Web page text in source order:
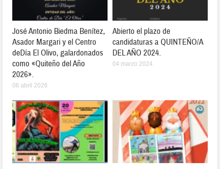
José Antonio Biedma Benítez,
Asador Margari y el Centro
deDía El Olivo, galardonados
como «Quiteño del Año
2026».
06 abril 2026
Abierto el plazo de
candidaturas a QUINTEÑO/A
DEL AÑO 2024.
04 marzo 2024